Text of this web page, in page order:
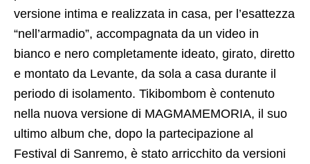
versione intima e realizzata in casa, per l’esattezza
“nell’armadio”, accompagnata da un video in
bianco e nero completamente ideato, girato, diretto
e montato da Levante, da sola a casa durante il
periodo di isolamento. Tikibombom è contenuto
nella nuova versione di MAGMAMEMORIA, il suo
ultimo album che, dopo la partecipazione al
Festival di Sanremo, è stato arricchito da versioni